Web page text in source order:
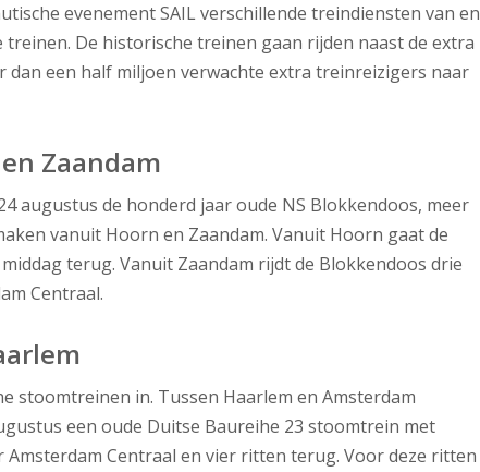
evenement SAIL verschillende treindiensten van en
De historische treinen gaan rijden naast de extra
dan een half miljoen verwachte extra treinreizigers naar
Zaandam
augustus de honderd jaar oude NS Blokkendoos, meer
vanuit Hoorn en Zaandam. Vanuit Hoorn gaat de
terug. Vanuit Zaandam rijdt de Blokkendoos drie
Centraal.
stoomtreinen in. Tussen Haarlem en Amsterdam
een oude Duitse Baureihe 23 stoomtrein met
Centraal en vier ritten terug. Voor deze ritten